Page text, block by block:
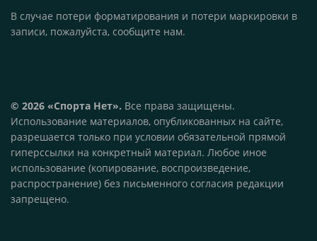
В случае потери форматирования и потери маркировки в
записи, пожалуйста, сообщите нам.
© 2026 «Спорта Нет». Все права защищены.
Использование материалов, опубликованных на сайте,
разрешается только при условии обязательной прямой
гиперссылки на конкретный материал. Любое иное
использование (копирование, воспроизведение,
распространение) без письменного согласия редакции
запрещено.